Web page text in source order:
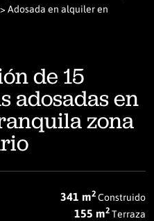
> Adosada en alquiler en
de 15
adosadas en
zona
341 m2Construido
155 m2Terraza